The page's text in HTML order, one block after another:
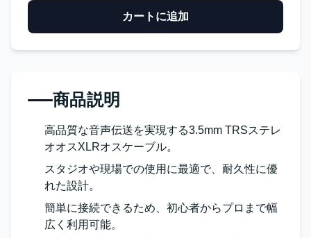
カートに追加
商品説明
高品質な音声伝送を実現する3.5mm TRSステレ
オオスXLRオスケーブル。
スタジオや現場での使用に最適で、耐久性に優
れた設計。
簡単に接続できるため、初心者からプロまで幅
広く利用可能。